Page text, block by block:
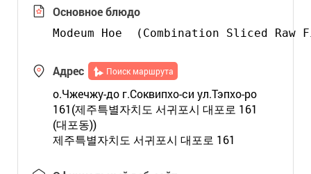
Основное блюдо
Modeum Hoe  (Combination Sliced Raw
Адрес Поиск маршрута
о.Чжечжу-до г.Соквипхо-си ул.Тэпхо-ро
161(제주특별자치도 서귀포시 대포로 161
(대포동))
제주특별자치도 서귀포시 대포로 161